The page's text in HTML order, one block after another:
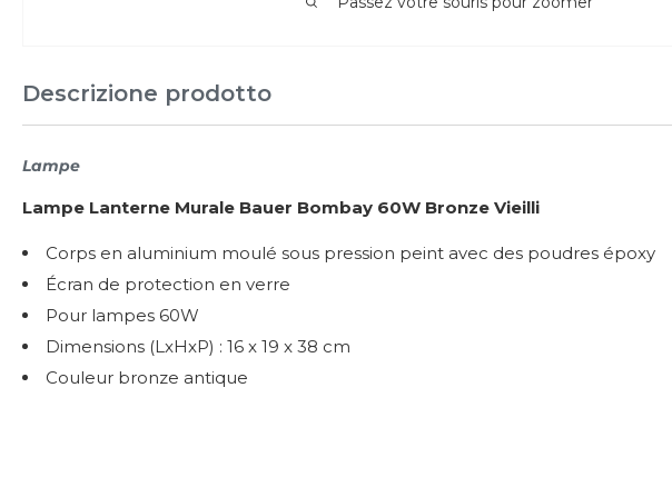
Descrizione prodotto
Lampe
Lampe Lanterne Murale Bauer Bombay 60W Bronze Vieilli
Corps en aluminium moulé sous pression peint avec des poudres époxy
Écran de protection en verre
Pour lampes 60W
Dimensions (LxHxP) : 16 x 19 x 38 cm
Couleur bronze antique